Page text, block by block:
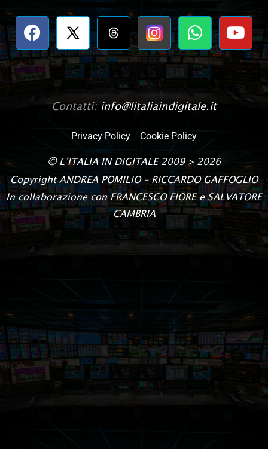
Contatti: info@litaliaindigitale.it
Privacy Policy Cookie Policy
© L’ITALIA IN DIGITALE2009 > 2026
CopyrightANDREA POMILIO – RICCARDO GAFFOGLIO
In collaborazione con FRANCESCO FIORE e SALVATORE
CAMBRIA